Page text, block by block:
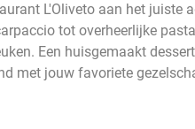
L'Oliveto aan het juiste
tot overheerlijke
Een huisgemaakt
met jouw favoriete